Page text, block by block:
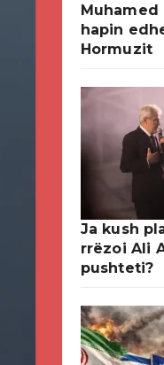
hapin
Hormuzit
Ja kush
rrëzoi Ali
pushteti?